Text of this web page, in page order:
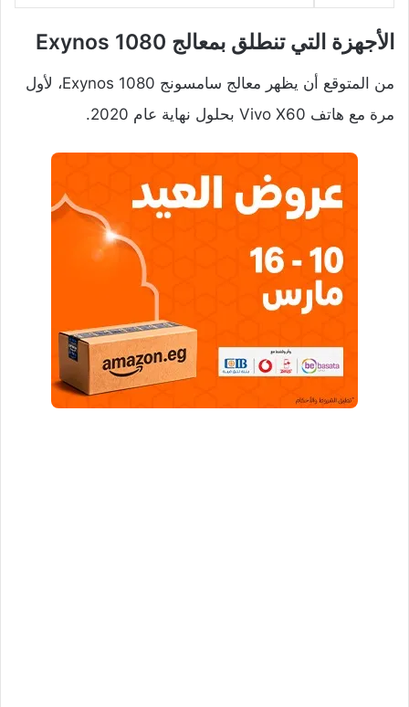
الأجهزة التي تنطلق بمعالج Exynos 1080
من المتوقع أن يظهر معالج سامسونج Exynos 1080، لأول
مرة مع هاتف Vivo X60 بحلول نهاية عام 2020.